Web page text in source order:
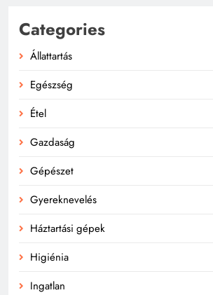
Categories
Állattartás
Egészség
Étel
Gazdaság
Gépészet
Gyereknevelés
Háztartási gépek
Higiénia
Ingatlan